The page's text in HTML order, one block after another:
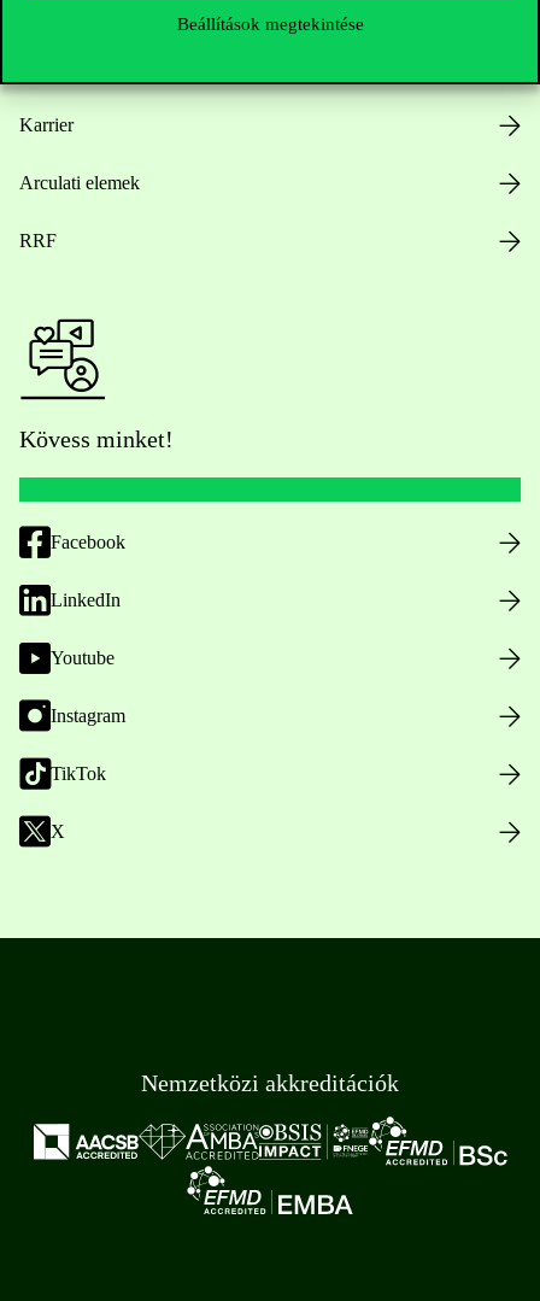
Beállítások megtekintése
Karrier
Arculati elemek
RRF
Kövess minket!
Facebook
LinkedIn
Youtube
Instagram
TikTok
X
Nemzetközi akkreditációk